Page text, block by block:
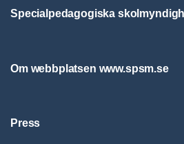
Specialpedagogiska
Om webbplatsen www.spsm.se
Press